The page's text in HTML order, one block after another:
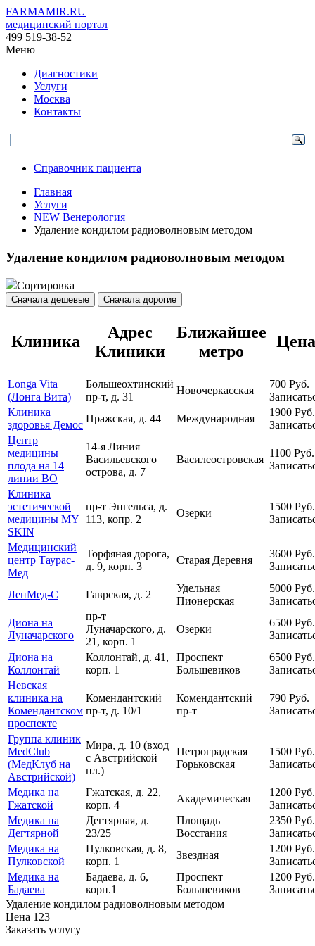
FARMAMIR.RU
медицинский портал
499 519-38-52
Меню
Диагностики
Услуги
Москва
Контакты
Справочник пациента
Главная
Услуги
NEW Венерология
Удаление кондилом радиоволновым методом
Удаление кондилом радиоволновым методом
Сортировка
Сначала дешевые Сначала дорогие
Клиника
Адрес
Клиники
Ближайшее
метро
Цена
Longa Vita
(Лонга Вита)
Большеохтинский
пр-т, д. 31
Новочеркасская
700 Руб.
Клиника
здоровья Демос
Пражская, д. 44 Международная
1900 Руб.
Центр
медицины
плода на 14
линии ВО
14-я Линия
Васильевского
острова, д. 7
Василеостровская
1100 Руб.
Клиника
эстетической
медицины MY
SKIN
пр-т Энгельса, д.
113, копр. 2
Озерки
1500 Руб.
Медицинский
центр Таурас-
Мед
Торфяная дорога,
д. 9, корп. 3
Старая Деревня
3600 Руб.
ЛенМед-С Гаврская, д. 2
Удельная
Пионерская
5000 Руб.
Диона на
Луначарского
пр-т
Луначарского, д.
21, корп. 1
Озерки
6500 Руб.
Диона на
Коллонтай
Коллонтай, д. 41,
корп. 1
Проспект
Большевиков
6500 Руб.
Невская
клиника на
Комендантском
проспекте
Комендантский
пр-т, д. 10/1
Комендантский
пр-т
790 Руб.
Группа клиник
MedClub
(МедКлуб на
Австрийской)
Мира, д. 10 (вход
с Австрийской
пл.)
Петроградская
Горьковская
1500 Руб.
Медика на
Гжатской
Гжатская, д. 22,
корп. 4
Академическая
1200 Руб.
Медика на
Дегтярной
Дегтярная, д.
23/25
Площадь
Восстания
2350 Руб.
Медика на
Пулковской
Пулковская, д. 8,
корп. 1
Звездная
1200 Руб.
Медика на
Бадаева
Бадаева, д. 6,
корп.1
Проспект
Большевиков
1200 Руб.
Удаление кондилом радиоволновым методом
Цена 123
Заказать услугу